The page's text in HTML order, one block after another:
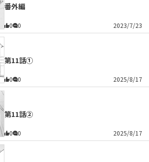
番外編
0 0 2023/7/23
第11話①
0 0 2025/8/17
第11話②
0 0 2025/8/17